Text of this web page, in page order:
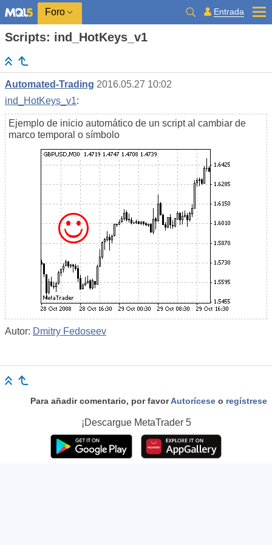
Foro Entrada
Scripts: ind_HotKeys_v1
Automated-Trading 2016.05.27 10:02
ind_HotKeys_v1:
Ejemplo de inicio automático de un script al cambiar de
marco temporal o símbolo
Autor: Dmitry Fedoseev
Para añadir comentario, por favorAutorícese o regístrese
¡Descargue MetaTrader 5